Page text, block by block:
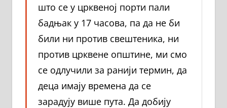
што се у црквеној порти пали
бадњак у 17 часова, па да не би
били ни против свештеника, ни
против црквене општине, ми смо
се одлучили за ранији термин, да
деца имају времена да се
зарадују више пута. Да добију